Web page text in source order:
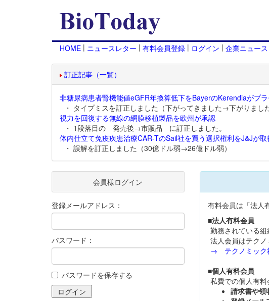
HOME | ニュースレター | 有料会員登録 | ログイン | 企業ニュース
訂正記事（一覧）
非糖尿病患者腎機能値eGFR年換算低下をBayerのKerendiaがプ
・ タイプミスを訂正しました（下がってきました→下がりました
視力を回復する無線の網膜移植製品を欧州が承認
・ 1段落目の 発売後→市販品 に訂正しました。
体内仕立て免疫疾患治療CAR-TのSail社を買う選択権利をJ&Jが取
・ 誤解を訂正しました（30億ドル弱→26億ドル弱）
有料会員は「法人
■法人有料会員
勤務されている組
法人会員はテクノ
→ テクノミック
■個人有料会員
私費での個人有料
請求書や領
会員様ログイン
登録メールアドレス：
パスワード：
パスワードを保存する